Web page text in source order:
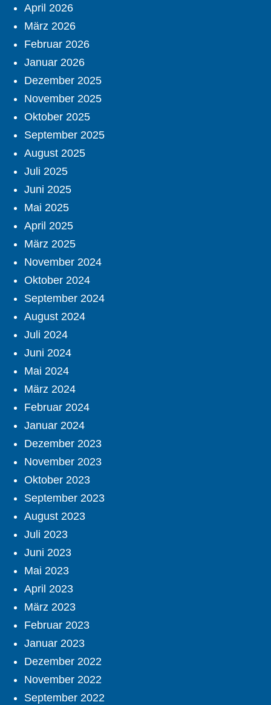
April 2026
März 2026
Februar 2026
Januar 2026
Dezember 2025
November 2025
Oktober 2025
September 2025
August 2025
Juli 2025
Juni 2025
Mai 2025
April 2025
März 2025
November 2024
Oktober 2024
September 2024
August 2024
Juli 2024
Juni 2024
Mai 2024
März 2024
Februar 2024
Januar 2024
Dezember 2023
November 2023
Oktober 2023
September 2023
August 2023
Juli 2023
Juni 2023
Mai 2023
April 2023
März 2023
Februar 2023
Januar 2023
Dezember 2022
November 2022
September 2022